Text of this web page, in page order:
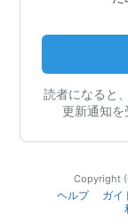
読者になると
更新通知を
Copyright
ヘルプ
ガイ